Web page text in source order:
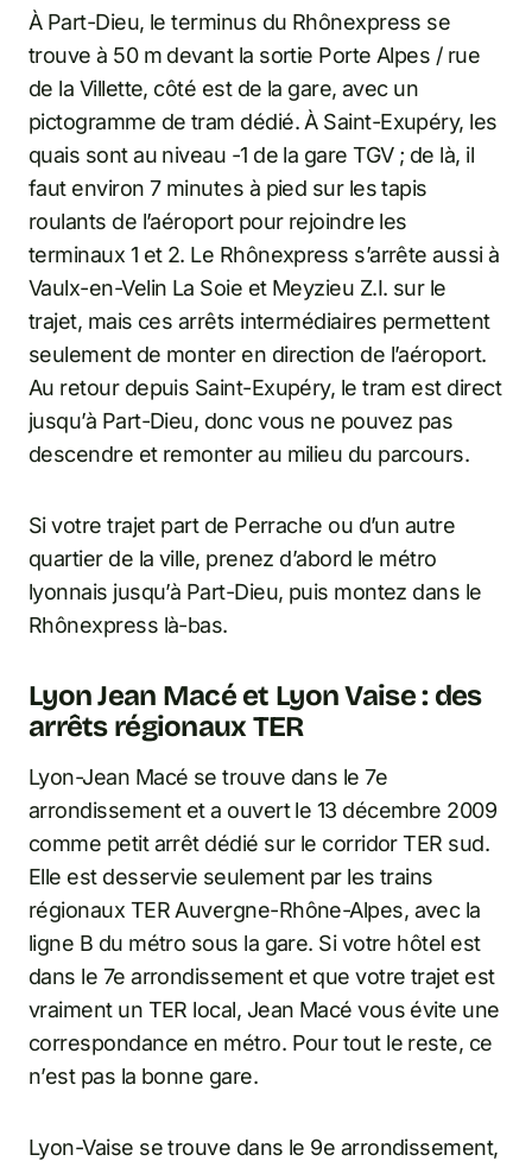
À Part-Dieu, le terminus du Rhônexpress se
trouve à 50 m devant la sortie Porte Alpes / rue
de la Villette, côté est de la gare, avec un
pictogramme de tram dédié. À Saint-Exupéry, les
quais sont au niveau -1 de la gare TGV ; de là, il
faut environ 7 minutes à pied sur les tapis
roulants de l’aéroport pour rejoindre les
terminaux 1 et 2. Le Rhônexpress s’arrête aussi à
Vaulx-en-Velin La Soie et Meyzieu Z.I. sur le
trajet, mais ces arrêts intermédiaires permettent
seulement de monter en direction de l’aéroport.
Au retour depuis Saint-Exupéry, le tram est direct
jusqu’à Part-Dieu, donc vous ne pouvez pas
descendre et remonter au milieu du parcours.
Si votre trajet part de Perrache ou d’un autre
quartier de la ville, prenez d’abord le métro
lyonnais jusqu’à Part-Dieu, puis montez dans le
Rhônexpress là-bas.
Lyon Jean Macé et Lyon Vaise : des
arrêts régionaux TER
Lyon-Jean Macé se trouve dans le 7e
arrondissement et a ouvert le 13 décembre 2009
comme petit arrêt dédié sur le corridor TER sud.
Elle est desservie seulement par les trains
régionaux TER Auvergne-Rhône-Alpes, avec la
ligne B du métro sous la gare. Si votre hôtel est
dans le 7e arrondissement et que votre trajet est
vraiment un TER local, Jean Macé vous évite une
correspondance en métro. Pour tout le reste, ce
n’est pas la bonne gare.
Lyon-Vaise se trouve dans le 9e arrondissement,